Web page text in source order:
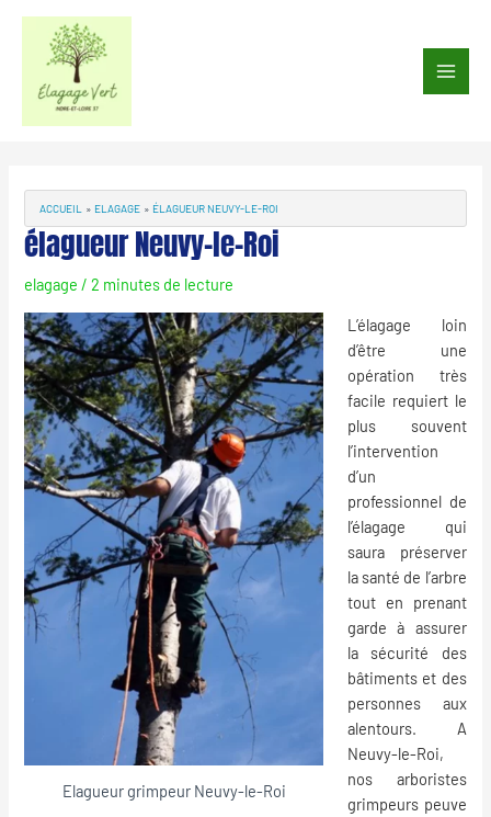
Aller
contenu
Main
ACCUEIL ELAGAGE ÉLAGUEUR NEUVY-LE-ROI
élagueur Neuvy-le-Roi
elagage /2 minutes de lecture
Elagueur grimpeur Neuvy-le-Roi
L’élagage loin
d’être une
opération très
facile requiert le
plus souvent
l’intervention
d’un
professionnel de
l’élagage qui
saura préserver
la santé de l’arbre
tout en prenant
garde à assurer
la sécurité des
bâtiments et des
personnes aux
alentours. A
Neuvy-le-Roi,
nos arboristes
grimpeurs peuve
articles